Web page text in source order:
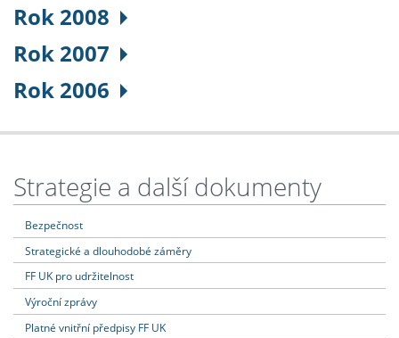
Rok 2008
Rok 2007
Rok 2006
Strategie a další dokumenty
Bezpečnost
Strategické a dlouhodobé záměry
FF UK pro udržitelnost
Výroční zprávy
Platné vnitřní předpisy FF UK